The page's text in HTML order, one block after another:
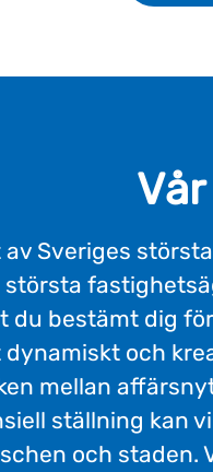
av Sveriges
du bestämt dig
dynamiskt och
mellan
ställning kan
och staden.